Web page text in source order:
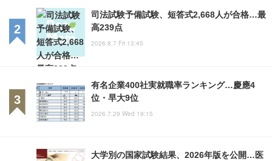
司法試験予備試験、短答式2,668人が合格…最
高239点
2026.8.7 Fri 13:45
有名企業400社実就職率ランキング…慶應4
位・早大9位
2026.7.29 Wed 19:15
大学別の国家試験結果、2026年版を公開…医